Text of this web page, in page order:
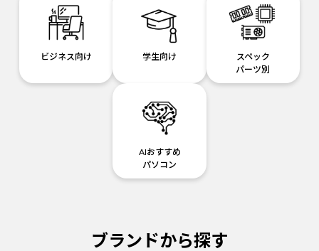
ビジネス向け 学生向け
スペック
パーツ別
AIおすすめ
パソコン
ブランドから探す